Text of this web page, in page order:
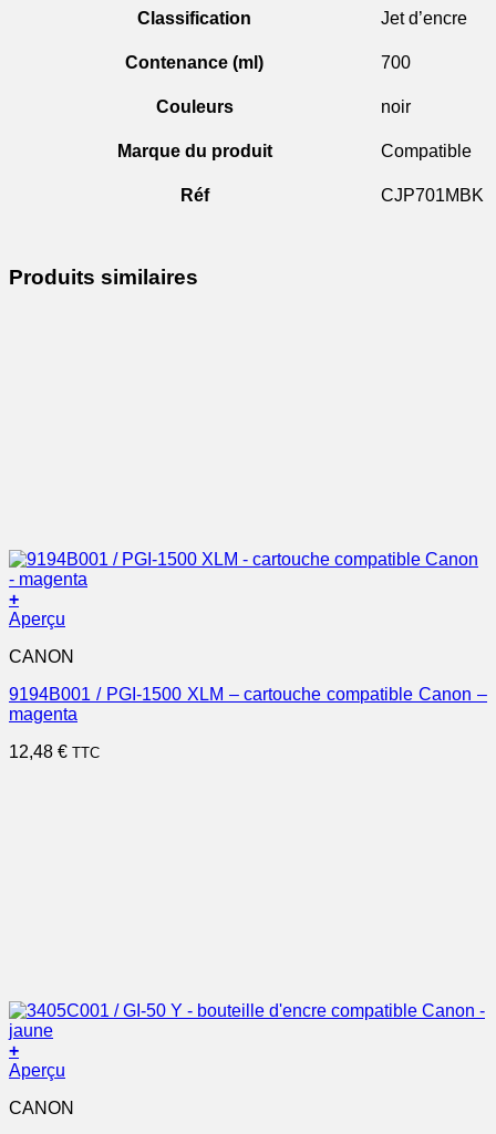
Classification
Jet d’encre
Contenance (ml) 700
Couleurs noir
Marque du produit Compatible
Réf CJP701MBK
Produits similaires
+
Aperçu
CANON
9194B001 / PGI-1500 XLM – cartouche compatible Canon –
magenta
12,48 € TTC
+
Aperçu
CANON